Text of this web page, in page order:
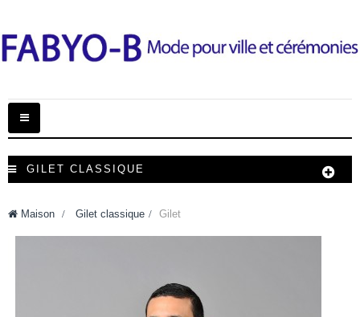
Basculer
la
GILET CLASSIQUE
Maison > Gilet classique > Gilet